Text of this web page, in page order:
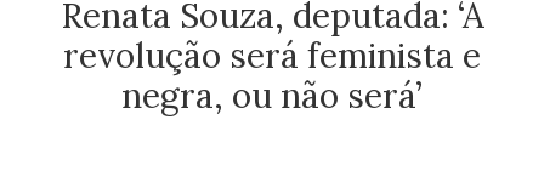
Renata Souza, deputada: ‘A
revolução será feminista e
negra, ou não será’